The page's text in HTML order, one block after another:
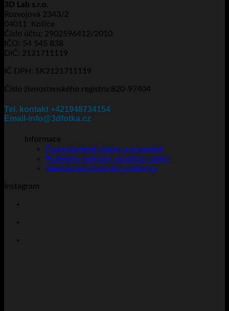
variant.
lze
vybrat
na
produktu
3D Lab s.r.o.
Rozvojová 2343/2
04011 Košice
Číslo účtu: 2902596412/2010
IČO: 54 545 838
DIČ: 2121711119
IČ DPH: SK2121711119
Číslo živnostenského registru:820-97404
Tel. kontakt +421948734154
Email-info@3dfotka.cz
Informace
Často kladené otázky a odpovědi
Podmínky ochrany osobních údajů
Všeobecné obchodní podmínky
Instagram